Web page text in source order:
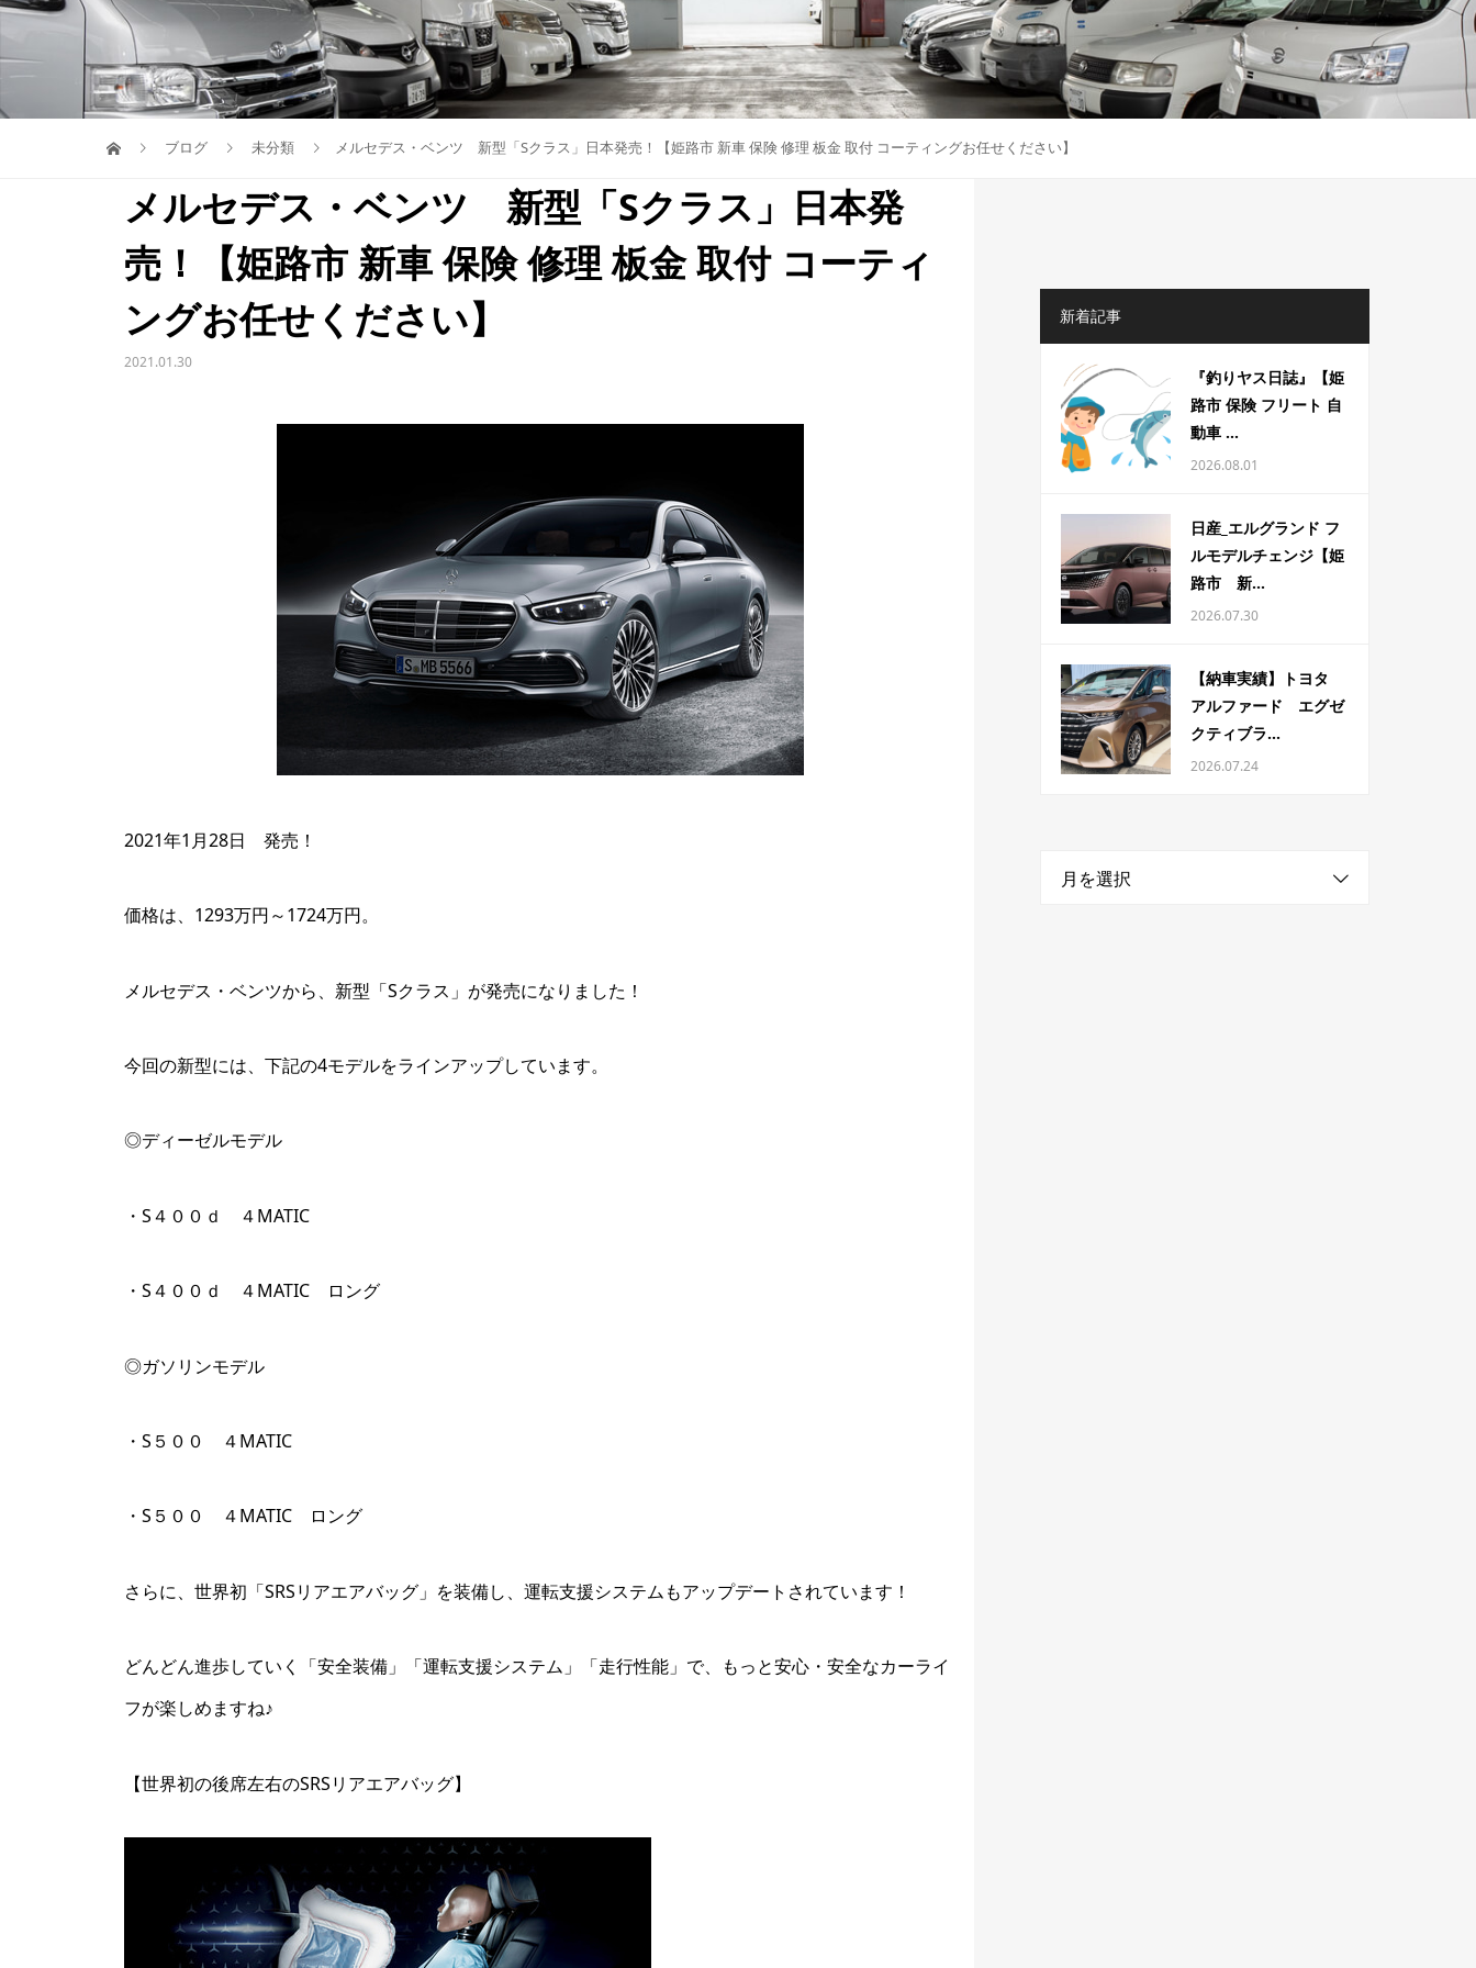
ブログ 未分類 メルセデス・ベンツ 新型「Sクラス」日本発売！【姫路市 新車 保険 修理 板金 取付 コーティングお任せください】
メルセデス・ベンツ 新型「Sクラス」日本発
売！【姫路市 新車 保険 修理 板金 取付 コーティ
ングお任せください】
2021.01.30
2021年1月28日 発売！
価格は、1293万円～1724万円。
メルセデス・ベンツから、新型「Sクラス」が発売になりました！
今回の新型には、下記の4モデルをラインアップしています。
◎ディーゼルモデル
・S４００ｄ ４MATIC
・S４００ｄ ４MATIC ロング
◎ガソリンモデル
・S５００ ４MATIC
・S５００ ４MATIC ロング
さらに、世界初「SRSリアエアバッグ」を装備し、運転支援システムもアップデートされています！
どんどん進歩していく「安全装備」「運転支援システム」「走行性能」で、もっと安心・安全なカーライ
フが楽しめますね♪
【世界初の後席左右のSRSリアエアバッグ】
新着記事
『釣りヤス日誌』【姫
路市 保険 フリート 自
動車 ...
2026.08.01
日産_エルグランド フ
ルモデルチェンジ【姫
路市 新...
2026.07.30
【納車実績】トヨタ
アルファード エグゼ
クティブラ...
2026.07.24
月を選択